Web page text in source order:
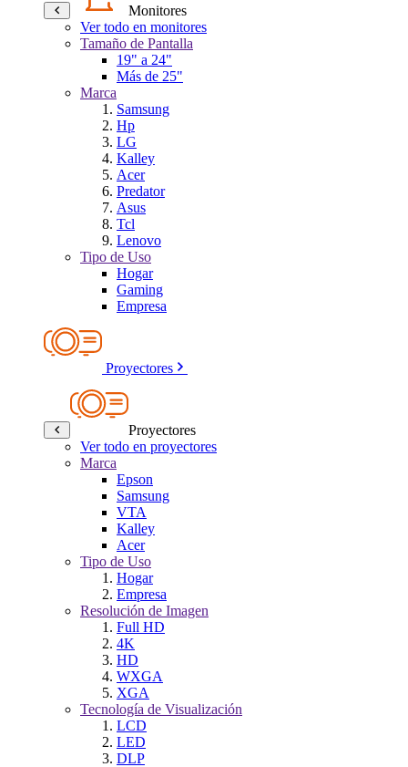
Monitores
Ver todo en monitores
Tamaño de Pantalla
19" a 24"
Más de 25"
Marca
Samsung
Hp
LG
Kalley
Acer
Predator
Asus
Tcl
Lenovo
Tipo de Uso
Hogar
Gaming
Empresa
Proyectores
Proyectores
Ver todo en proyectores
Marca
Epson
Samsung
VTA
Kalley
Acer
Tipo de Uso
Hogar
Empresa
Resolución de Imagen
Full HD
4K
HD
WXGA
XGA
Tecnología de Visualización
LCD
LED
DLP